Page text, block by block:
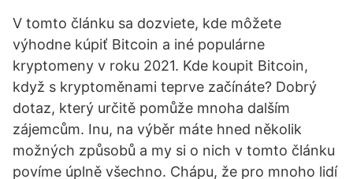
V tomto článku sa dozviete, kde môžete
výhodne kúpiť Bitcoin a iné populárne
kryptomeny v roku 2021. Kde koupit Bitcoin,
když s kryptoměnami teprve začínáte? Dobrý
dotaz, který určitě pomůže mnoha dalším
zájemcům. Inu, na výběr máte hned několik
možných způsobů a my si o nich v tomto článku
povíme úplně všechno. Chápu, že pro mnoho lidí